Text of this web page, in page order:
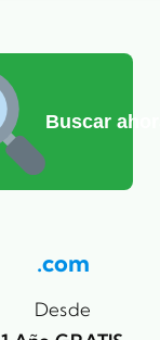
Buscar ahora
.com
Desde